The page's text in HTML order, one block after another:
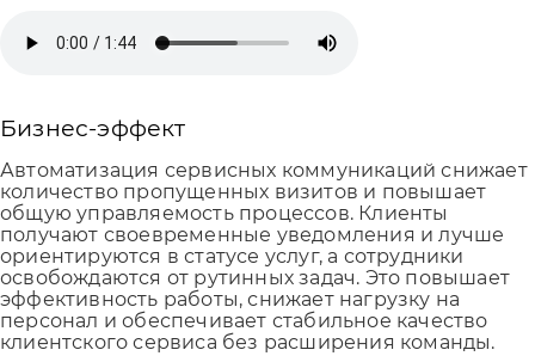
Бизнес-эффект
Автоматизация сервисных коммуникаций снижает
количество пропущенных визитов и повышает
общую управляемость процессов. Клиенты
получают своевременные уведомления и лучше
ориентируются в статусе услуг, а сотрудники
освобождаются от рутинных задач. Это повышает
эффективность работы, снижает нагрузку на
персонал и обеспечивает стабильное качество
клиентского сервиса без расширения команды.